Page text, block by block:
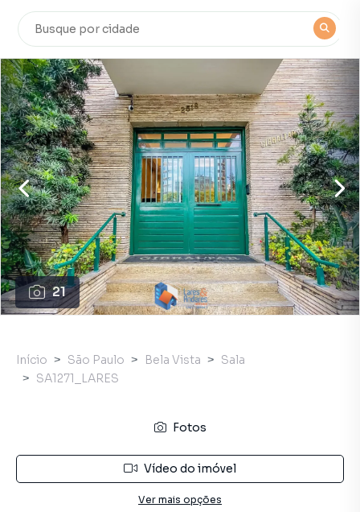
21
Início São Paulo Bela Vista
Sala
SA1271_LARES
Fotos
Vídeo do imóvel
Ver mais opções